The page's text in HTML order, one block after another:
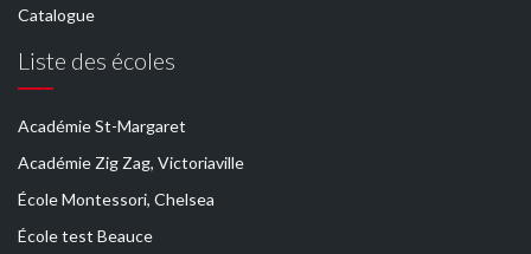
Catalogue
Liste des écoles
Académie St-Margaret
Académie Zig Zag, Victoriaville
École Montessori, Chelsea
École test Beauce